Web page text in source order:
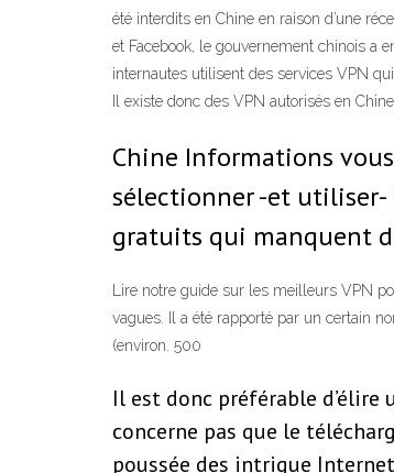
été interdits en Chine en raison d’une
et Facebook, le gouvernement chinois a
internautes utilisent des services VPN
Il existe donc des VPN autorisés en
Chine Informations
sélectionner -et utiliser-
gratuits qui manquent
Lire notre guide sur les meilleurs VPN
vagues. Il a été rapporté par un certain
(environ. 500
Il est donc préférable d’élire
concerne pas que le
poussée des intrigue